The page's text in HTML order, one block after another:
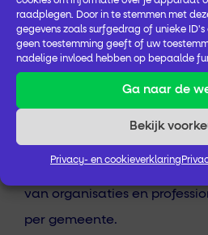
raadplegen. Door in te stemmen met
gegevens zoals surfgedrag of unieke ID's
geen toestemming geeft of uw
nadelige invloed hebben op bepaalde
Ga naar de
Bekijk
Privacy- en cookieverklaring
Benieuwd naar welke
worden aangeboden? Kijk
Kaart van Flevoland.
Hier vind je meer informatie
en activiteiten (ik wil iets
van organisaties en
per gemeente.